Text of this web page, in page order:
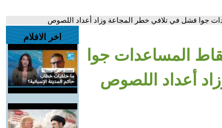
جوا فشل في تلافي خطر المجاعة وزاد أعداد اللصوص
المساعدات جوا
أعداد اللصوص
اخر الافلام